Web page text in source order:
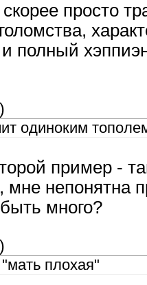
просто
полный
)
одиноким
пример -
непонятна
много?
)
плохая"